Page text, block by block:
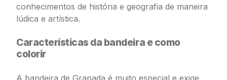
conhecimentos de história e geografia de maneira
lúdica e artística.
Características da bandeira e como
colorir
A bandeira de Granada é muito especial e exige